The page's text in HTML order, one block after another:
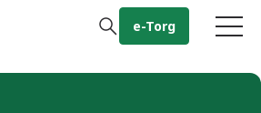
e-Torg